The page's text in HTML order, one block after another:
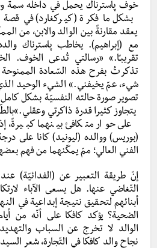
خوف پاسترناك يحمل في داخله سمة
بشكل ما فكرة (كيركغارد) في قصة
يعقد مقارنةً بين الوالد والابن، من
مع (إبراهيم). يخاطب پاسترناك
تقريبـًا.» «رسالتي تُدعى الخوف.
تذكرتُ بفرح هذه السّعادة
شيء، عمّ يخيفني.» الشيء الوحيد
تصوير صورة حالته النفسيّة بشكل
يتجاوز كثيرا قدرة ذاكرتي
على حوار متكافئ بينهما كبيرةً،
(بوريس) ووالده (ليونيد) كانا على
الفني العالي؛ ممّ يمكّنهما من فهم
إنّ طريقة التعبير عن (الفدائيّة)
التّغاضي عنها. هل يسعى الآباء
أبنائهم لتحقيق نتيجة إبداعية في
الضحية؟ يؤكد كافكا على أنّه من
الوالد لا تخرج عن السباب
نجاح والد كافكا في التّجارة، شعر